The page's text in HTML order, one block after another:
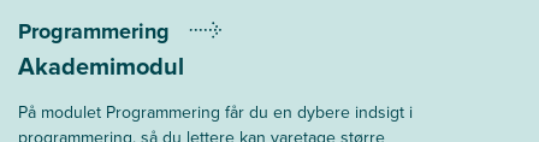
Programmering
Akademimodul
På modulet Programmering får du en dybere indsigt i